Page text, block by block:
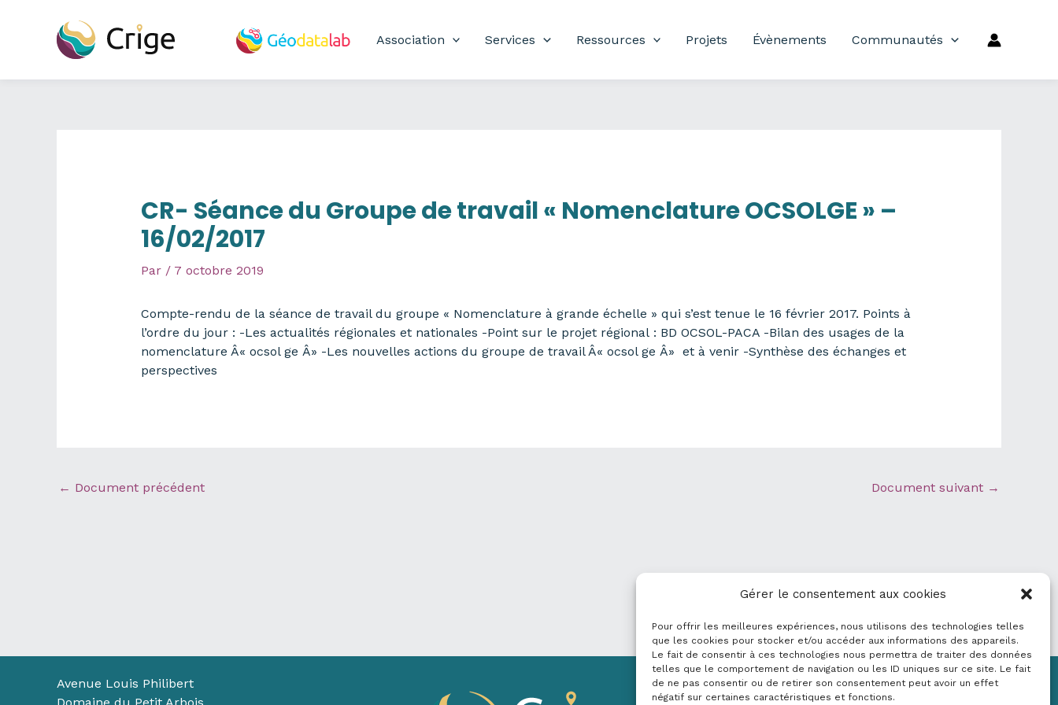
Gérer le consentement aux cookies
Pour offrir les meilleures expériences, nous utilisons des technologies telles
que les cookies pour stocker et/ou accéder aux informations des appareils.
Le fait de consentir à ces technologies nous permettra de traiter des données
telles que le comportement de navigation ou les ID uniques sur ce site. Le fait
de ne pas consentir ou de retirer son consentement peut avoir un effet
négatif sur certaines caractéristiques et fonctions.
Association Services Ressources Projets Évènements Communautés
CR- Séance du Groupe de travail « Nomenclature OCSOLGE » –
16/02/2017
Par / 7 octobre 2019
Compte-rendu de la séance de travail du groupe « Nomenclature à grande échelle » qui s’est tenue le 16 février 2017. Points à
l’ordre du jour : -Les actualités régionales et nationales -Point sur le projet régional : BD OCSOL-PACA -Bilan des usages de la
nomenclature Â« ocsol ge Â» -Les nouvelles actions du groupe de travail Â« ocsol ge Â» et à venir -Synthèse des échanges et
perspectives
← Document précédent Document suivant →
Avenue Louis Philibert
Mentions légales